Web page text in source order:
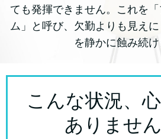
ても発揮できません。これを
ム」と呼び、欠勤よりも見え
を静かに蝕み続け
こんな状況、
ありませ